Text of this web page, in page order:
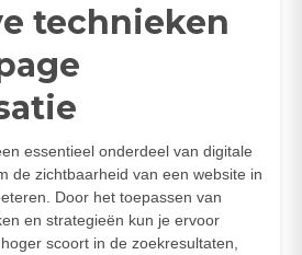
technieken
essentieel onderdeel van digitale
de zichtbaarheid van een website in
Door het toepassen van
en strategieën kun je ervoor
scoort in de zoekresultaten,